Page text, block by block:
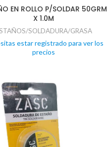
EN ROLLO P/SOLDAR 50GRM
X 1.0M
SOLDADURA/GRASA
estar registrado para ver los
precios